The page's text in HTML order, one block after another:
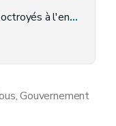
de coaches sectoriels
Gouvernement